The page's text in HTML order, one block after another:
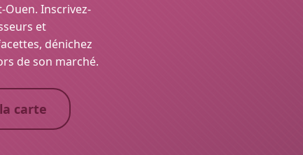
Inscrivez-
et
dénichez
de son marché.
carte